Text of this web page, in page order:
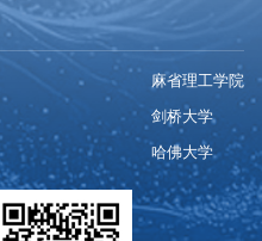
麻省理工学院
剑桥大学
哈佛大学